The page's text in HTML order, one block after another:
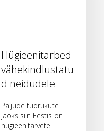
Hügieenitarbed
vähekindlustatu
d neidudele
Paljude tüdrukute
jaoks siin Eestis on
hügieenitarvete